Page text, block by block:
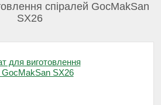
спіралей GocMakSan
SX26